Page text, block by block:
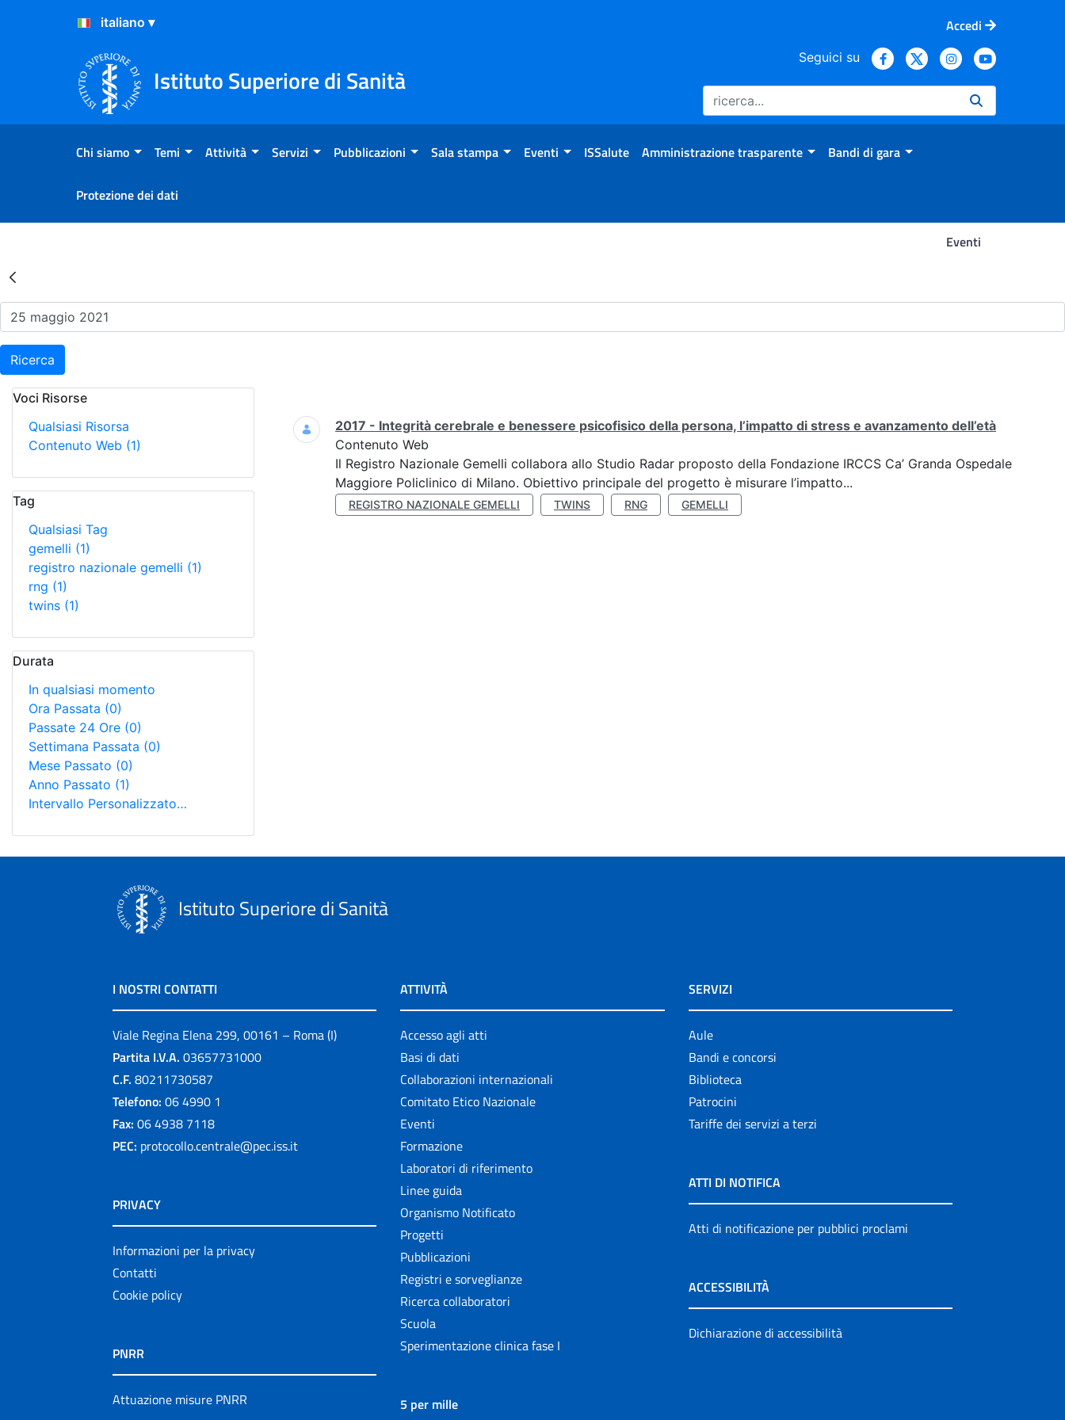
Salta al Contenuto
Salta al Footer
Accedi
Istituto Superiore di Sanità
Seguici su
Chi siamo Temi Attività Servizi Pubblicazioni Sala stampa Eventi ISSalute Amministrazione trasparente Bandi di gara
Protezione dei dati
Eventi
Risultati della Ricerca - Eventi
Ricerca
Voci Risorse
Qualsiasi Risorsa
Contenuto Web (1)
Tag
Qualsiasi Tag
gemelli (1)
registro nazionale gemelli (1)
rng (1)
twins (1)
Durata
In qualsiasi momento
Ora Passata (0)
Passate 24 Ore (0)
Settimana Passata (0)
Mese Passato (0)
Anno Passato (1)
Intervallo Personalizzato…
Ricerca
2017 - Integrità cerebrale e benessere psicofisico della persona, l’impatto di stress e avanzamento dell’età
Contenuto Web
Il Registro Nazionale Gemelli collabora allo Studio Radar proposto della Fondazione IRCCS Ca’ Granda Ospedale
Maggiore Policlinico di Milano. Obiettivo principale del progetto è misurare l’impatto...
REGISTRO NAZIONALE GEMELLI TWINS RNG GEMELLI
Istituto Superiore di Sanità
I NOSTRI CONTATTI
Viale Regina Elena 299, 00161 – Roma (I)
Partita I.V.A. 03657731000
C.F. 80211730587
Telefono: 06 4990 1
Fax: 06 4938 7118
PEC: protocollo.centrale@pec.iss.it
PRIVACY
Informazioni per la privacy
Contatti
Cookie policy
PNRR
Attuazione misure PNRR
ATTIVITÀ
Accesso agli atti
Basi di dati
Collaborazioni internazionali
Comitato Etico Nazionale
Eventi
Formazione
Laboratori di riferimento
Linee guida
Organismo Notificato
Progetti
Pubblicazioni
Registri e sorveglianze
Ricerca collaboratori
Scuola
Sperimentazione clinica fase I
5 per mille
SERVIZI
Aule
Bandi e concorsi
Biblioteca
Patrocini
Tariffe dei servizi a terzi
ATTI DI NOTIFICA
Atti di notificazione per pubblici proclami
ACCESSIBILITÀ
Dichiarazione di accessibilità